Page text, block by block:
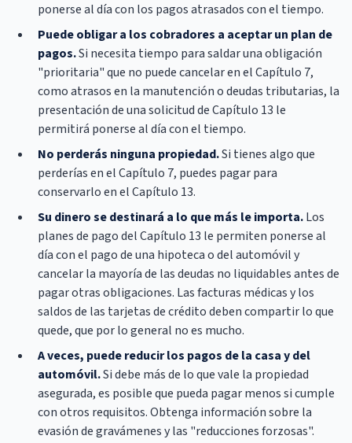
ponerse al día con los pagos atrasados ​​con el tiempo.
Puede obligar a los cobradores a aceptar un plan de
pagos.Si necesita tiempo para saldar una obligación
"prioritaria" que no puede cancelar en el Capítulo 7,
como atrasos en la manutención o deudas tributarias, la
presentación de una solicitud de Capítulo 13 le
permitirá ponerse al día con el tiempo.
No perderás ninguna propiedad.Si tienes algo que
perderías en el Capítulo 7, puedes pagar para
conservarlo en el Capítulo 13.
Su dinero se destinará a lo que más le importa.Los
planes de pago del Capítulo 13 le permiten ponerse al
día con el pago de una hipoteca o del automóvil y
cancelar la mayoría de las deudas no liquidables antes de
pagar otras obligaciones. Las facturas médicas y los
saldos de las tarjetas de crédito deben compartir lo que
quede, que por lo general no es mucho.
A veces, puede reducir los pagos de la casa y del
automóvil.Si debe más de lo que vale la propiedad
asegurada, es posible que pueda pagar menos si cumple
con otros requisitos. Obtenga información sobre la
evasión de gravámenes y las "reducciones forzosas".